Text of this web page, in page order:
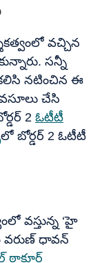
వచ్చిన
సన్నీ
నటించిన ఈ
చేసి
2 ఓటీటీ
లో బోర్డర్ 2 ఓటీటీ
వస్తున్న ‘హై
ధావన్
ఠాకూర్